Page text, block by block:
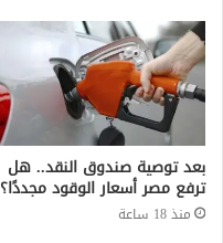
بعد توصية صندوق النقد.. هل
ترفع مصر أسعار الوقود مجددًا؟
منذ 18 ساعة